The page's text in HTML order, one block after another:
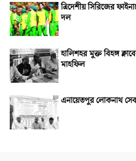
ত্রিদেশীয় সিরিজের
দল
হালিশহর মুক্ত বিহঙ্গ
মাহফিল
এনায়েতপুর লোকনাথ